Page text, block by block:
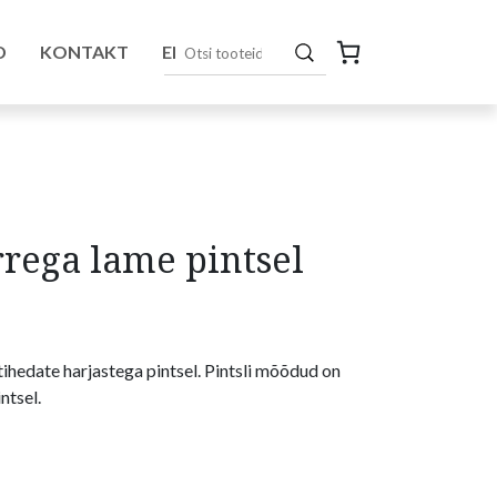
KONTAKT EN
lame pintsel
harjastega pintsel. Pintsli mõõdud on